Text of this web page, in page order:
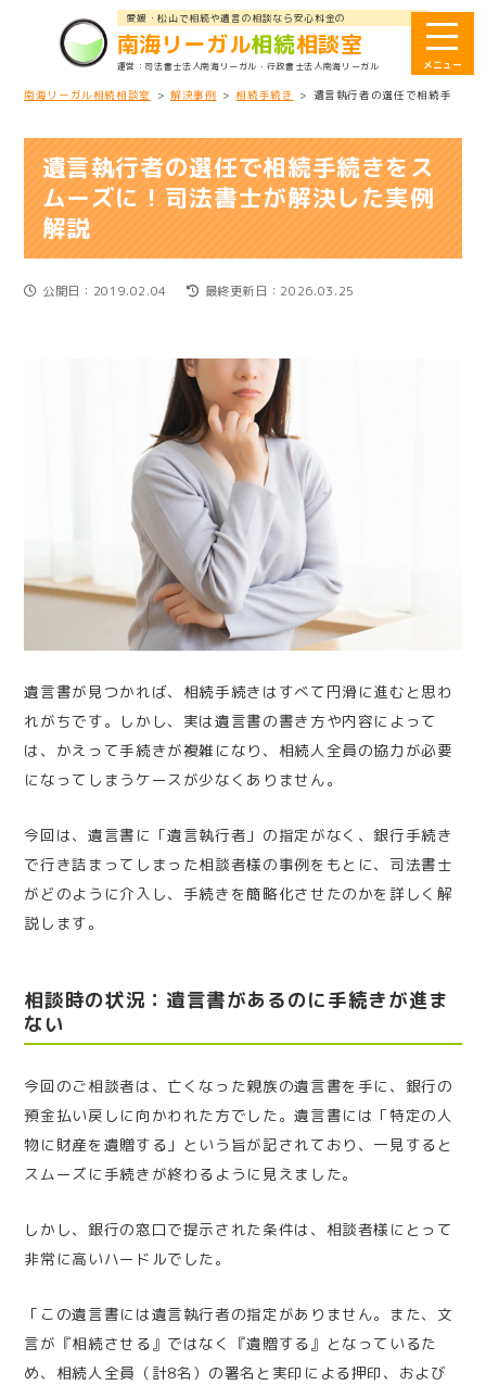
愛媛・松山で相続や遺言の相談なら安心料金の
南海リーガル相続相談室
司法書士法人南海リーガル ・行政書士法人南海リーガル
南海リーガル相続相談室 >解決事例 >相続手続き > 遺言執行者の選任で相続手続き
遺言執行者の選任で相続手続きをス
ムーズに！司法書士が解決した実例
解説
公開日：2019.02.04 最終更新日：2026.03.25
遺言書が見つかれば、相続手続きはすべて円滑に進むと思わ
れがちです。しかし、実は遺言書の書き方や内容によって
は、かえって手続きが複雑になり、相続人全員の協力が必要
になってしまうケースが少なくありません。
今回は、遺言書に「遺言執行者」の指定がなく、銀行手続き
で行き詰まってしまった相談者様の事例をもとに、司法書士
がどのように介入し、手続きを簡略化させたのかを詳しく解
説します。
相談時の状況：遺言書があるのに手続きが進ま
ない
今回のご相談者は、亡くなった親族の遺言書を手に、銀行の
預金払い戻しに向かわれた方でした。遺言書には「特定の人
物に財産を遺贈する」という旨が記されており、一見すると
スムーズに手続きが終わるように見えました。
しかし、銀行の窓口で提示された条件は、相談者様にとって
非常に高いハードルでした。
「この遺言書には遺言執行者の指定がありません。また、文
言が『相続させる』ではなく『遺贈する』となっているた
め、相続人全員（計8名）の署名と実印による押印、および